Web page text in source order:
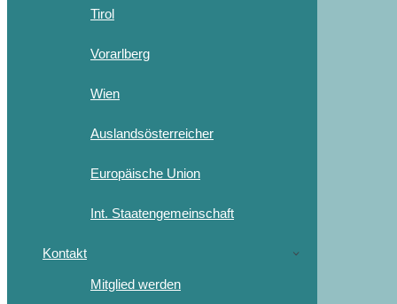
Tirol
Vorarlberg
Wien
Auslandsösterreicher
Europäische Union
Int. Staatengemeinschaft
Kontakt
Mitglied werden